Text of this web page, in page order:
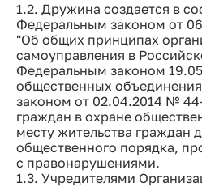
1.2. Дружина создается в
Федеральным законом от
"Об общих принципах
самоуправления в
Федеральным законом
общественных
законом от 02.04.2014 №
граждан в охране
месту жительства граждан
общественного порядка,
с правонарушениями.
1.3. Учредителями